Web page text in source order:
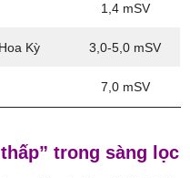
1,4 mSV
Kỳ 3,0-5,0 mSV
7,0 mSV
trong sàng lọc